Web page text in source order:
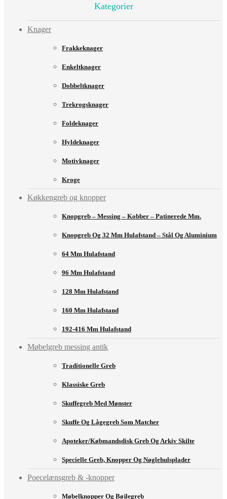
Kategorier
Knager
Frakkeknager
Enkeltknager
Dobbeltknager
Trekrogsknager
Foldeknager
Hyldeknager
Motivknager
Kroge
Køkkengreb og knopper
Knopgreb – Messing – Kobber – Patinerede Mm.
Knopgreb Og 32 Mm Hulafstand – Stål Og Aluminium
64 Mm Hulafstand
96 Mm Hulafstand
128 Mm Hulafstand
160 Mm Hulafstand
192-416 Mm Hulafstand
Møbelgreb messing antik
Traditionelle Greb
Klassiske Greb
Skuffegreb Med Mønster
Skuffe Og Lågegreb Som Matcher
Apoteker/købmandsdisk Greb Og Arkiv Skilte
Specielle Greb, Knopper Og Nøglehulsplader
Poecelænsgreb & -knopper
Møbelknopper Og Bøjlegreb